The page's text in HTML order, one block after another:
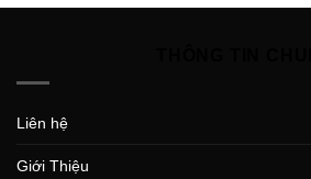
Liên hệ
Giới Thiệu